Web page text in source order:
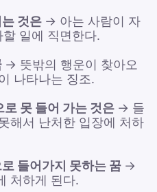
것은 → 아는 사람이 자
일에 직면한다.
→ 뜻밖의 행운이 찾아오
나타나는 징조.
못 들어 가는 것은 → 들
해서 난처한 입장에 처하
들어가지 못하는 꿈 →
처하게 된다.